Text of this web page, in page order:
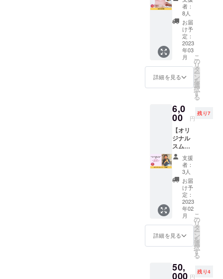
野区平
野東1-
8-6
ト1,000
円分付
き（ド
リンク
チケッ
トを3枚
お渡し
しま
ルコー
ル：チ
ケット2
フトド
リン
ク：チ
ケット1
枚） ※
詳細は
メール
にてお
知らせ
いたし
ます。
※ドリン
ク追加
は別途
ンター
にてお
くださ
い。 ※
いたし
ます。
※アーユ
ヴェー
ダはイ
ンドの
伝統医
り、日
本では
ないた
め法令
に基づ
く医
療、診
療行為
ではご
ざいま
せん。
※効果に
は個人
差があ
ります
ので予
めご了
さい。
※有効期
3月～
募って
いただ
いても
OKで
す。 ■
詳細 ・
日時：
メール
にて調
整 ・時
3時間程
容：
テーマ
のうえ
で決
定。
テーマ
例）
アーユ
ル
ヴェー
ダの基
礎／自
分の体
質個性
て／季
節に合
方／オ
イル
のリ
ターン
です。
上乗せ
支援大
歓迎で
す！
のお手
紙】
cafeRel
ierの
monam
inよ
り、直
筆のお
礼のお
手紙を
お送り
いたし
おてが
み苦手
です
が…頑
張りま
す！ ※
送料込
みのお
値段で
す。
者：
8人
お届
け予
定：
2023
年03
月
詳細を見る
こ
の
リ
タ
ー
ン
を
選
択
す
る
6,0
00 円
残り7
【オリ
ジナル
スムー
ジー（5
杯
分）】
あなた
のワガ
ママ聞
きま
す！
（でき
る範囲
内
で！）
あなた
日の気
分に合
支援
者：
3人
お届
け予
定：
2023
年02
月
詳細を見る
こ
の
リ
タ
ー
ン
を
選
択
す
る
50,
000 円
残り4